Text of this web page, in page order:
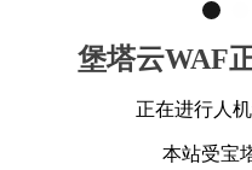
堡塔云WAF
正在进行人
本站受宝